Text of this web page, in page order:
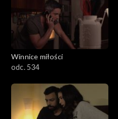
Winnice miłości
odc. 534